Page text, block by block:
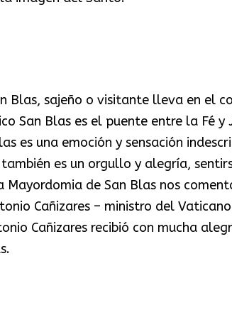
Blas, sajeño o visitante lleva en el
San Blas es el puente entre la Fé y
es una emoción y sensación
es un orgullo y alegría,
Mayordomia de San Blas nos
Cañizares – ministro del
Cañizares recibió con mucha